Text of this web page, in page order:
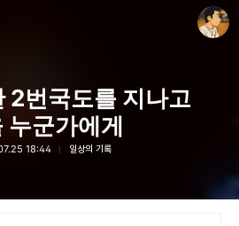
2번국도를 지나고
누군가에게
18:44 일상의 기록
thebravepost.com